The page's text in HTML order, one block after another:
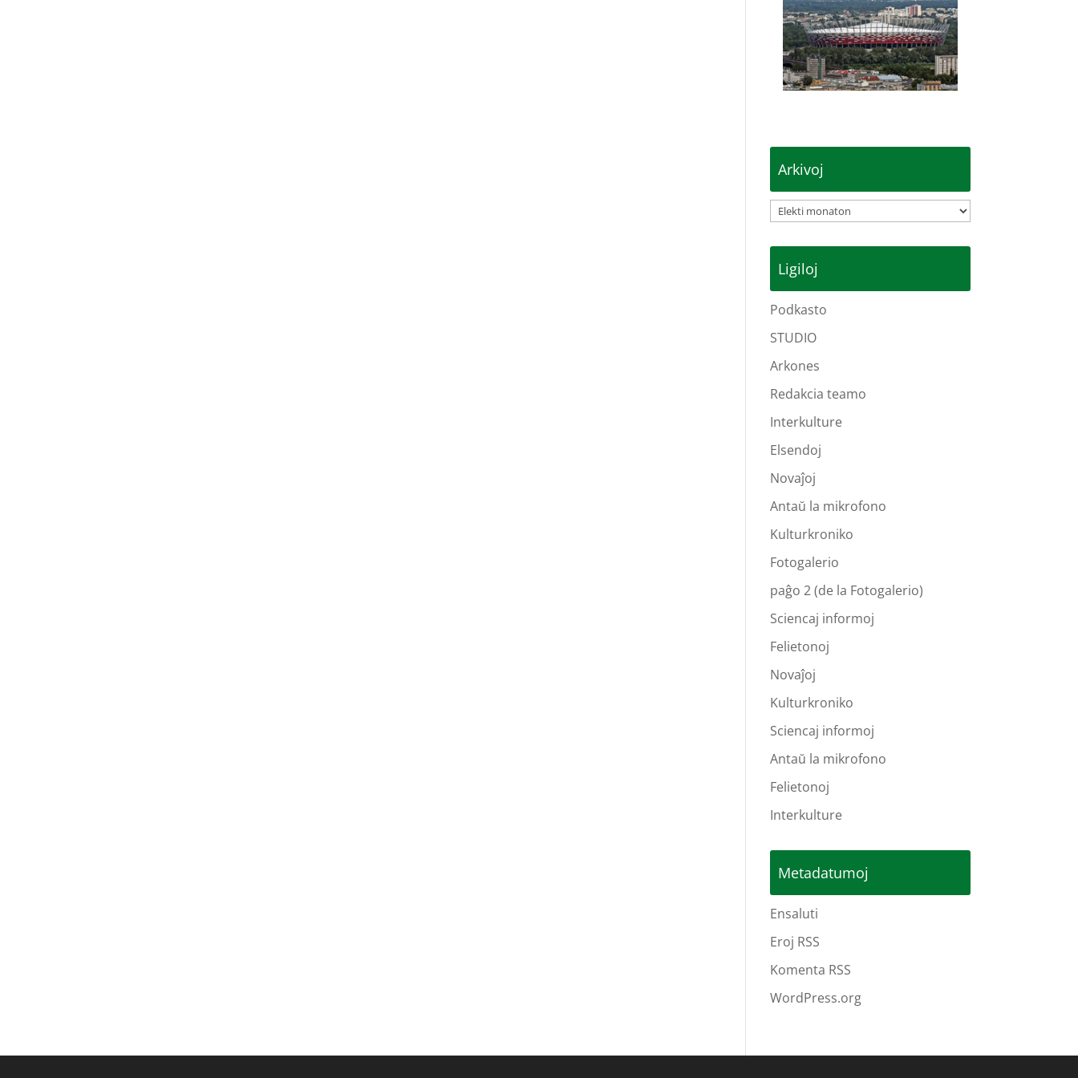
Arkivoj
Arkivoj
Ligiloj
Podkasto
STUDIO
Arkones
Redakcia teamo
Interkulture
Elsendoj
Novaĵoj
Antaŭ la mikrofono
Kulturkroniko
Fotogalerio
paĝo 2 (de la Fotogalerio)
Sciencaj informoj
Felietonoj
Novaĵoj
Kulturkroniko
Sciencaj informoj
Antaŭ la mikrofono
Felietonoj
Interkulture
Metadatumoj
Ensaluti
Eroj RSS
Komenta RSS
WordPress.org